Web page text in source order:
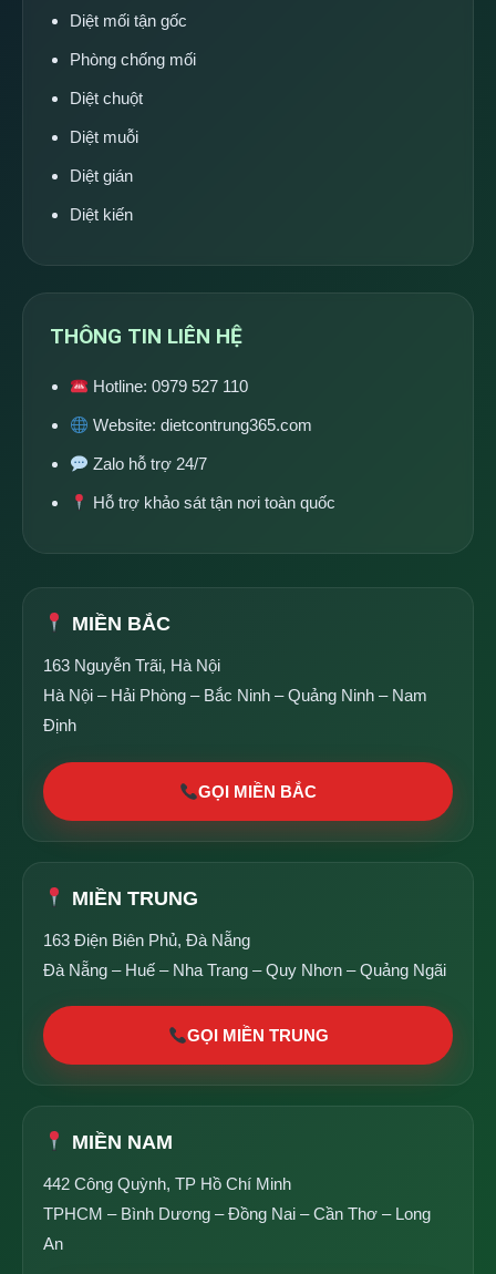
Diệt mối tận gốc
Phòng chống mối
Diệt chuột
Diệt muỗi
Diệt gián
Diệt kiến
THÔNG TIN LIÊN HỆ
Hotline:0979 527 110
Website:dietcontrung365.com
Zalo hỗ trợ 24/7
Hỗ trợ khảo sát tận nơi toàn quốc
MIỀN BẮC
163 Nguyễn Trãi, Hà Nội
Hà Nội – Hải Phòng – Bắc Ninh – Quảng Ninh – Nam
Định
GỌI MIỀN BẮC
MIỀN TRUNG
163 Điện Biên Phủ, Đà Nẵng
Đà Nẵng – Huế – Nha Trang – Quy Nhơn – Quảng Ngãi
GỌI MIỀN TRUNG
MIỀN NAM
442 Công Quỳnh, TP Hồ Chí Minh
TPHCM – Bình Dương – Đồng Nai – Cần Thơ – Long
An